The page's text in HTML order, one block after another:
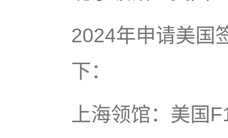
2024年申请美国
下：
上海领馆：美国